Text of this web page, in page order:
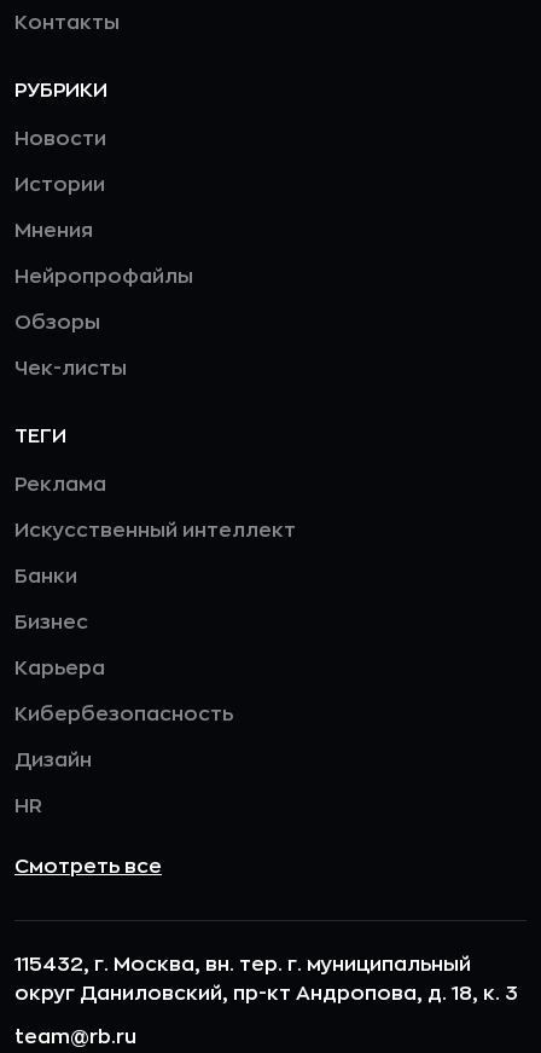
Контакты
РУБРИКИ
Новости
Истории
Мнения
Нейропрофайлы
Обзоры
Чек-листы
ТЕГИ
Реклама
Искусственный интеллект
Банки
Бизнес
Карьера
Кибербезопасность
Дизайн
HR
Смотреть все
115432, г. Москва, вн. тер. г. муниципальный
округ Даниловский, пр-кт Андропова, д. 18, к. 3
team@rb.ru